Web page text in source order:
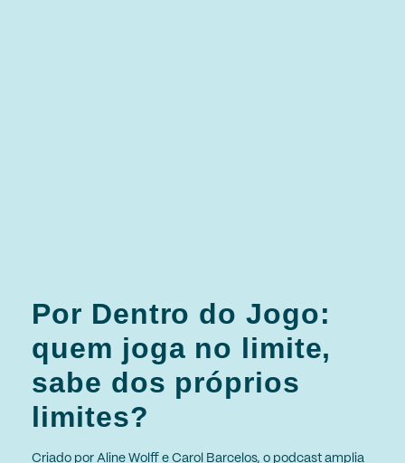
Por Dentro do Jogo:
quem joga no limite,
sabe dos próprios
limites?
Criado por Aline Wolff e Carol Barcelos, o podcast amplia